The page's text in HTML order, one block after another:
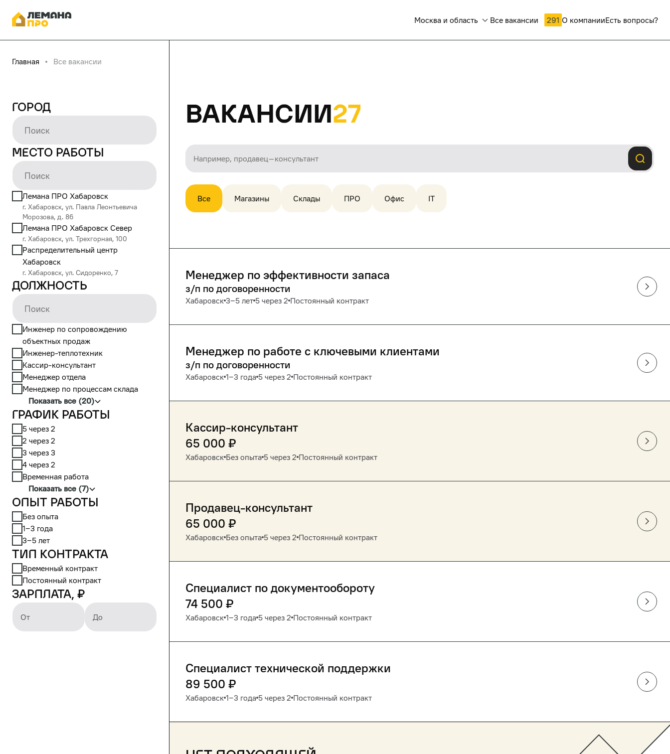
Москва и область Все вакансии 291 О компанииЕсть вопросы?
Главная Все вакансии
Город
Место работы
Лемана ПРО Хабаровск
г. Хабаровск, ул. Павла Леонтьевича
Морозова, д. 86
Лемана ПРО Хабаровск Север
г. Хабаровск, ул. Трехгорная, 100
Распределительный центр
Хабаровск
г. Хабаровск, ул. Сидоренко, 7
Должность
Инженер по сопровождению
объектных продаж
Инженер-теплотехник
Кассир-консультант
Менеджер отдела
Менеджер по процессам склада
Показать все (20)
График работы
5 через 2
2 через 2
3 через 3
4 через 2
Временная работа
Показать все (7)
Опыт работы
Без опыта
1‒3 года
3‒5 лет
Тип контракта
Временный контракт
Постоянный контракт
Зарплата, ₽
От До
Вакансии27
Все Магазины Склады ПРО Офис IT
Менеджер по эффективности запаса
з/п по договоренности
Хабаровск 3‒5 лет 5 через 2 Постоянный контракт
Менеджер по работе с ключевыми клиентами
з/п по договоренности
Хабаровск 1‒3 года 5 через 2 Постоянный контракт
Кассир-консультант
65 000 ₽
Хабаровск Без опыта 5 через 2 Постоянный контракт
Продавец-консультант
65 000 ₽
Хабаровск Без опыта 5 через 2 Постоянный контракт
Специалист по документообороту
74 500 ₽
Хабаровск 1‒3 года 5 через 2 Постоянный контракт
Специалист технической поддержки
89 500 ₽
Хабаровск 1‒3 года 5 через 2 Постоянный контракт